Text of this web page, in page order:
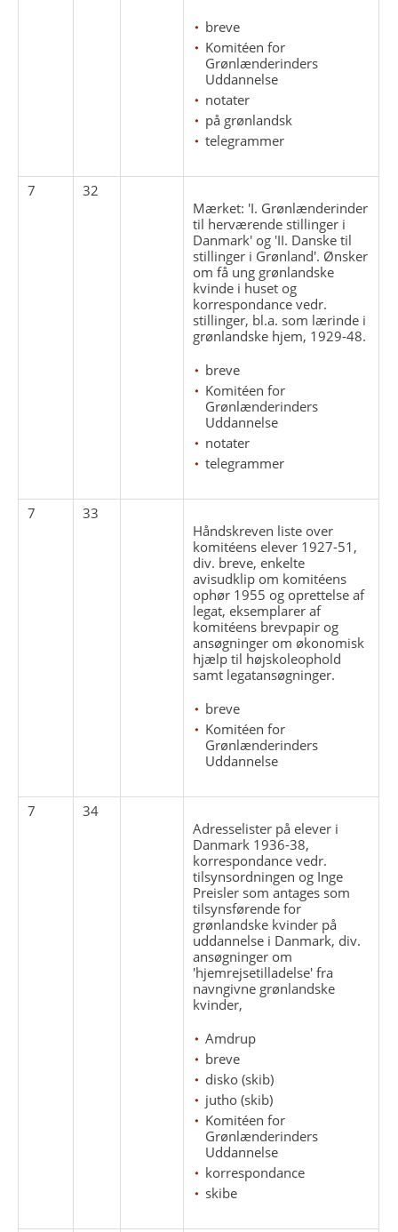
breve
Komitéen for
Grønlænderinders
Uddannelse
notater
på grønlandsk
telegrammer
7
32
Mærket: 'I. Grønlænderinder
til herværende stillinger i
Danmark' og 'II. Danske til
stillinger i Grønland'. Ønsker
om få ung grønlandske
kvinde i huset og
korrespondance vedr.
stillinger, bl.a. som lærinde i
grønlandske hjem, 1929-48.
breve
Komitéen for
Grønlænderinders
Uddannelse
notater
telegrammer
7
33
Håndskreven liste over
komitéens elever 1927-51,
div. breve, enkelte
avisudklip om komitéens
ophør 1955 og oprettelse af
legat, eksemplarer af
komitéens brevpapir og
ansøgninger om økonomisk
hjælp til højskoleophold
samt legatansøgninger.
breve
Komitéen for
Grønlænderinders
Uddannelse
7
34
Adresselister på elever i
Danmark 1936-38,
korrespondance vedr.
tilsynsordningen og Inge
Preisler som antages som
tilsynsførende for
grønlandske kvinder på
uddannelse i Danmark, div.
ansøgninger om
'hjemrejsetilladelse' fra
navngivne grønlandske
kvinder,
Amdrup
breve
disko (skib)
jutho (skib)
Komitéen for
Grønlænderinders
Uddannelse
korrespondance
skibe